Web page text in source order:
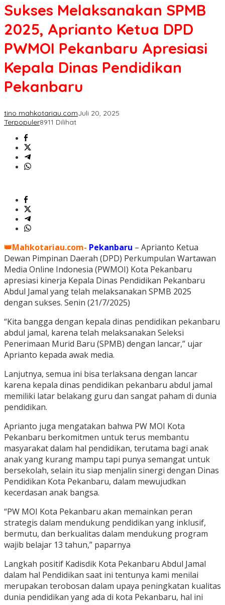
Sukses Melaksanakan SPMB
2025, Aprianto Ketua DPD
PWMOI Pekanbaru Apresiasi
Kepala Dinas Pendidikan
Pekanbaru
tino mahkotariau.comJuli 20, 2025
Terpopuler8911 Dilihat
👑Mahkotariau.com- Pekanbaru – Aprianto Ketua
Dewan Pimpinan Daerah (DPD) Perkumpulan Wartawan
Media Online Indonesia (PWMOI) Kota Pekanbaru
apresiasi kinerja Kepala Dinas Pendidikan Pekanbaru
Abdul Jamal yang telah melaksanakan SPMB 2025
dengan sukses. Senin (21/7/2025)
“Kita bangga dengan kepala dinas pendidikan pekanbaru
abdul jamal, karena telah melaksanakan Seleksi
Penerimaan Murid Baru (SPMB) dengan lancar,” ujar
Aprianto kepada awak media.
Lanjutnya, semua ini bisa terlaksana dengan lancar
karena kepala dinas pendidikan pekanbaru abdul jamal
memiliki latar belakang guru dan sangat paham di dunia
pendidikan.
Aprianto juga mengatakan bahwa PW MOI Kota
Pekanbaru berkomitmen untuk terus membantu
masyarakat dalam hal pendidikan, terutama bagi anak
anak yang kurang mampu tapi punya semangat untuk
bersekolah, selain itu siap menjalin sinergi dengan Dinas
Pendidikan Kota Pekanbaru, dalam mewujudkan
kecerdasan anak bangsa.
“PW MOI Kota Pekanbaru akan memainkan peran
strategis dalam mendukung pendidikan yang inklusif,
bermutu, dan berkualitas dalam mendukung program
wajib belajar 13 tahun,” paparnya
Langkah positif Kadisdik Kota Pekanbaru Abdul Jamal
dalam hal Pendidikan saat ini tentunya kami menilai
merupakan terobosan dalam upaya peningkatan kualitas
dunia pendidikan yang ada di kota Pekanbaru, hal ini